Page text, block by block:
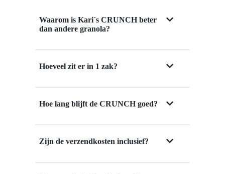
Waarom is Kari´s CRUNCH beter
dan andere granola?
Hoeveel zit er in 1 zak?
Hoe lang blijft de CRUNCH goed?
Zijn de verzendkosten inclusief?